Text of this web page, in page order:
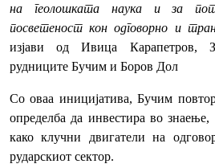
на геолошката наука и за
посветеност кон одговорно и
изјави од Ивица Карапетров,
рудниците Бучим и Боров Дол
Со оваа иницијатива, Бучим
определба да инвестира во
како клучни двигатели на
рударскиот сектор.